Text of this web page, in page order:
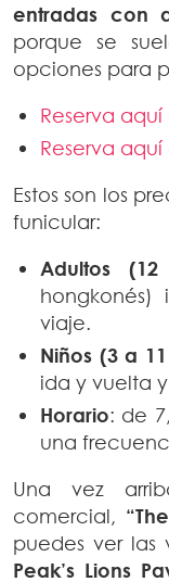
entradas con
porque se
opciones para
Reserva
Reserva
Estos son los
funicular:
Adultos
viaje.
Niños (3 a
ida y vuelta y
Horario: de
una
Una vez
comercial,
puedes ver las
Peak’s Lions